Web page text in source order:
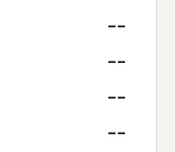
--
--
--
--